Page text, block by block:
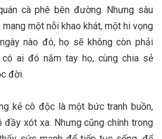
cà phê bên đường. Nhưng sâu
một nỗi khao khát, một hi vọng
nào đó, họ sẽ không còn phải
ai đó nắm tay họ, cùng chia sẻ
đời.
kẻ cô độc là một bức tranh buồn,
đầy xót xa. Nhưng cũng chính trong